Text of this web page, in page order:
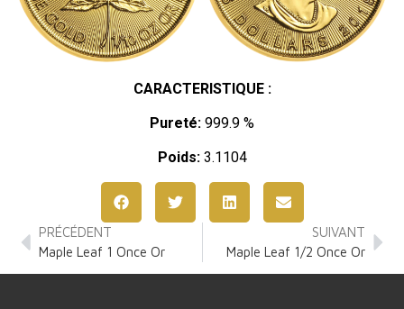
CARACTERISTIQUE :
Pureté: 999.9 %
Poids:3.1104
PRÉCÉDENT
Maple Leaf 1 Once Or
SUIVANT
Maple Leaf 1/2 Once Or